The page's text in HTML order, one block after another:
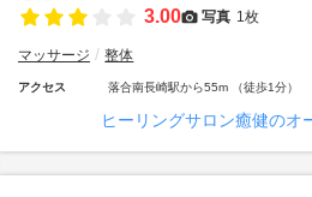
3.00 写真 1枚
マッサージ 整体
アクセス 落合南長崎駅から55m （徒歩1分）
ヒーリングサロン癒健のオ